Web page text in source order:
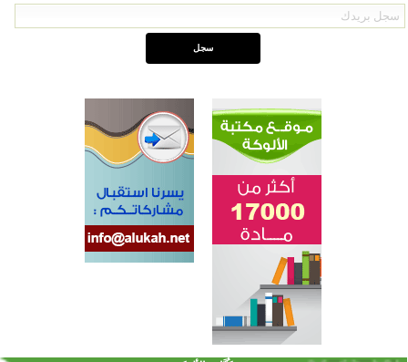
اختتام الدورة التاسعة لمسابقة حفظ وتلاوة القرآن الكريم في أزناكاييف
تيسليتش تختتم برنامجا تعليميا لتعزيز القيم وبناء الشخصية للشباب المسلمين